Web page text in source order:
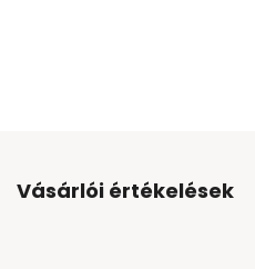
Vásárlói értékelések